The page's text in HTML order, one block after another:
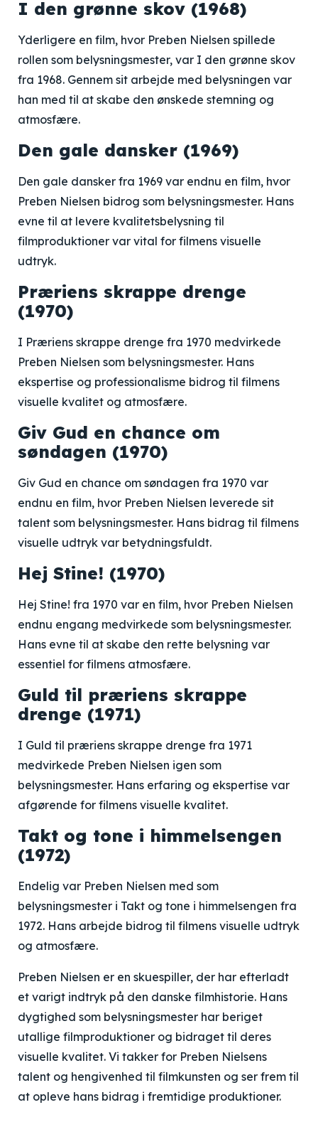
I den grønne skov (1968)
Yderligere en film, hvor Preben Nielsen spillede
rollen som belysningsmester, var I den grønne skov
fra 1968. Gennem sit arbejde med belysningen var
han med til at skabe den ønskede stemning og
atmosfære.
Den gale dansker (1969)
Den gale dansker fra 1969 var endnu en film, hvor
Preben Nielsen bidrog som belysningsmester. Hans
evne til at levere kvalitetsbelysning til
filmproduktioner var vital for filmens visuelle
udtryk.
Præriens skrappe drenge
(1970)
I Præriens skrappe drenge fra 1970 medvirkede
Preben Nielsen som belysningsmester. Hans
ekspertise og professionalisme bidrog til filmens
visuelle kvalitet og atmosfære.
Giv Gud en chance om
søndagen (1970)
Giv Gud en chance om søndagen fra 1970 var
endnu en film, hvor Preben Nielsen leverede sit
talent som belysningsmester. Hans bidrag til filmens
visuelle udtryk var betydningsfuldt.
Hej Stine! (1970)
Hej Stine! fra 1970 var en film, hvor Preben Nielsen
endnu engang medvirkede som belysningsmester.
Hans evne til at skabe den rette belysning var
essentiel for filmens atmosfære.
Guld til præriens skrappe
drenge (1971)
I Guld til præriens skrappe drenge fra 1971
medvirkede Preben Nielsen igen som
belysningsmester. Hans erfaring og ekspertise var
afgørende for filmens visuelle kvalitet.
Takt og tone i himmelsengen
(1972)
Endelig var Preben Nielsen med som
belysningsmester i Takt og tone i himmelsengen fra
1972. Hans arbejde bidrog til filmens visuelle udtryk
og atmosfære.
Preben Nielsen er en skuespiller, der har efterladt
et varigt indtryk på den danske filmhistorie. Hans
dygtighed som belysningsmester har beriget
utallige filmproduktioner og bidraget til deres
visuelle kvalitet. Vi takker for Preben Nielsens
talent og hengivenhed til filmkunsten og ser frem til
at opleve hans bidrag i fremtidige produktioner.